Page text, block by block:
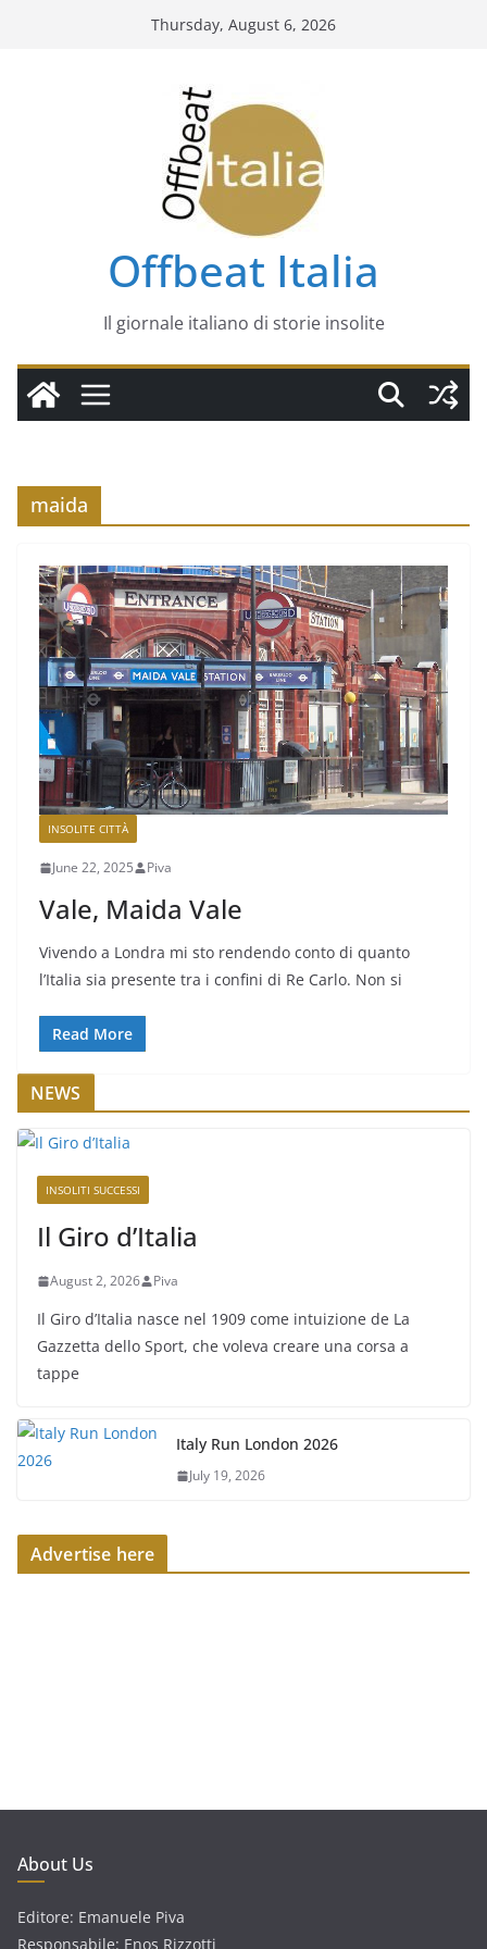
Thursday, August 6, 2026
Offbeat Italia
Il giornale italiano di storie insolite
maida
INSOLITE CITTÀ
June 22, 2025 Piva
Vale, Maida Vale
Vivendo a Londra mi sto rendendo conto di quanto
l’Italia sia presente tra i confini di Re Carlo. Non si
Read More
NEWS
INSOLITI SUCCESSI
Il Giro d’Italia
August 2, 2026 Piva
Il Giro d’Italia nasce nel 1909 come intuizione de La
Gazzetta dello Sport, che voleva creare una corsa a
tappe
Italy Run London 2026
July 19, 2026
Advertise here
About Us
Editore: Emanuele Piva
Responsabile: Enos Rizzotti